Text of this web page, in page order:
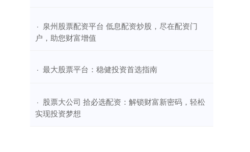
· ​泉州股票配资平台 低息配资炒股，尽在配资门
户，助您财富增值
· ​最大股票平台：稳健投资首选指南
· ​股票大公司 拾必选配资：解锁财富新密码，轻松
实现投资梦想